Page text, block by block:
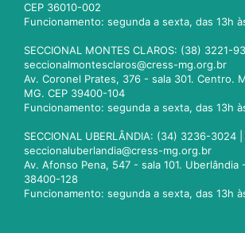
CEP 36010-002
Funcionamento: segunda a sexta, das 13h
SECCIONAL MONTES CLAROS: (38) 3221-
seccionalmontesclaros@cress-mg.org.br
Av. Coronel Prates, 376 - sala 301. Centro.
MG. CEP 39400-104
Funcionamento: segunda a sexta, das 13h
SECCIONAL UBERLÂNDIA: (34) 3236-3024 |
seccionaluberlandia@cress-mg.org.br
Av. Afonso Pena, 547 - sala 101. Uberlândia
38400-128
Funcionamento: segunda a sexta, das 13h